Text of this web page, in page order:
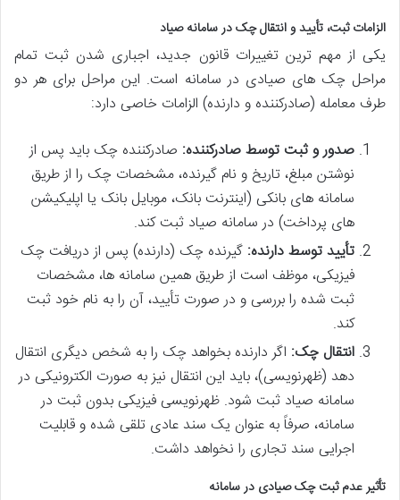
الزامات ثبت، تأیید و انتقال چک در سامانه صیاد
یکی از مهم ترین تغییرات قانون جدید، اجباری شدن ثبت تمام
مراحل چک های صیادی در سامانه است. این مراحل برای هر دو
طرف معامله (صادرکننده و دارنده) الزامات خاصی دارد:
صدور و ثبت توسط صادرکننده: صادرکننده چک باید پس از
نوشتن مبلغ، تاریخ و نام گیرنده، مشخصات چک را از طریق
سامانه های بانکی (اینترنت بانک، موبایل بانک یا اپلیکیشن
های پرداخت) در سامانه صیاد ثبت کند.
تأیید توسط دارنده: گیرنده چک (دارنده) پس از دریافت چک
فیزیکی، موظف است از طریق همین سامانه ها، مشخصات
ثبت شده را بررسی و در صورت تأیید، آن را به نام خود ثبت
کند.
انتقال چک: اگر دارنده بخواهد چک را به شخص دیگری انتقال
دهد (ظهرنویسی)، باید این انتقال نیز به صورت الکترونیکی در
سامانه صیاد ثبت شود. ظهرنویسی فیزیکی بدون ثبت در
سامانه، صرفاً به عنوان یک سند عادی تلقی شده و قابلیت
اجرایی سند تجاری را نخواهد داشت.
تأثیر عدم ثبت چک صیادی در سامانه